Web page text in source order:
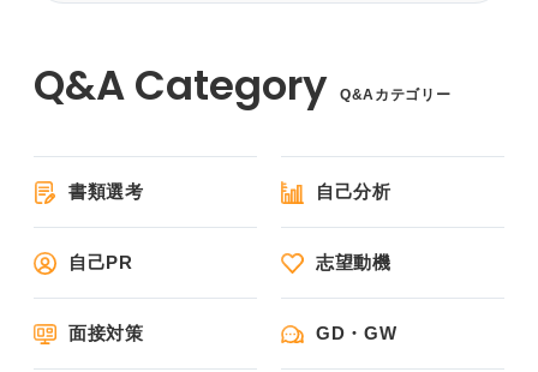
Q&Aカテゴリー
書類選考 自己分析
自己PR 志望動機
面接対策 GD・GW